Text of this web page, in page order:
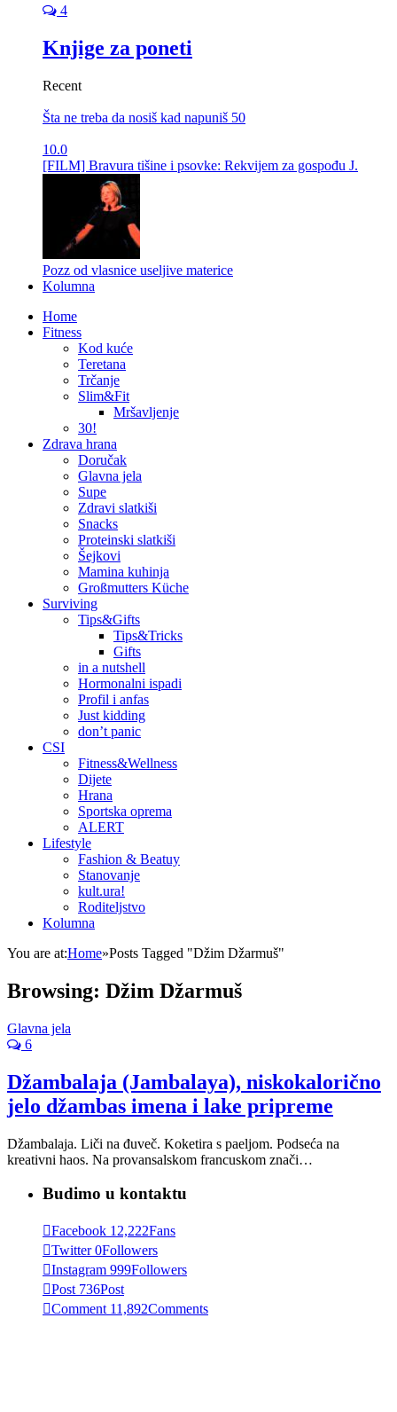
4
Knjige za poneti
Recent
Šta ne treba da nosiš kad napuniš 50
10.0
[FILM] Bravura tišine i psovke: Rekvijem za gospođu J.
Pozz od vlasnice useljive materice
Kolumna
Home
Fitness
Kod kuće
Teretana
Trčanje
Slim&Fit
Mršavljenje
30!
Zdrava hrana
Doručak
Glavna jela
Supe
Zdravi slatkiši
Snacks
Proteinski slatkiši
Šejkovi
Mamina kuhinja
Großmutters Küche
Surviving
Tips&Gifts
Tips&Tricks
Gifts
in a nutshell
Hormonalni ispadi
Profil i anfas
Just kidding
don’t panic
CSI
Fitness&Wellness
Dijete
Hrana
Sportska oprema
ALERT
Lifestyle
Fashion & Beatuy
Stanovanje
kult.ura!
Roditeljstvo
Kolumna
You are at:Home»Posts Tagged "Džim Džarmuš"
Browsing: Džim Džarmuš
Glavna jela
6
Džambalaja (Jambalaya), niskokalorično
jelo džambas imena i lake pripreme
Džambalaja. Liči na đuveč. Koketira s paeljom. Podseća na
kreativni haos. Na provansalskom francuskom znači…
Budimo u kontaktu
Facebook 12,222Fans
Twitter 0Followers
Instagram 999Followers
Post 736Post
Comment 11,892Comments